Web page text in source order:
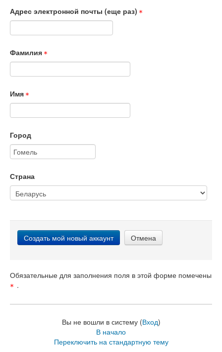
Адрес электронной почты (еще раз)
Фамилия
Имя
Город
Страна
Обязательные для заполнения поля в этой форме помечены
.
Вы не вошли в систему (Вход)
В начало
Переключить на стандартную тему